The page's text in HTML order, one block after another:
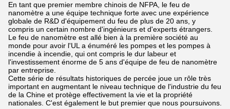
En tant que premier membre chinois de NFPA, le feu de
nanomètre a une équipe technique forte avec une expérience
globale de R&D d'équipement du feu de plus de 20 ans, y
compris un certain nombre d'ingénieurs et d'experts étrangers.
Le feu de nanomètre est allé bien à la première société au
monde pour avoir l'UL a énuméré les pompes et les pompes à
incendie à incendie, qui ont compris le dur labeur et
l'investissement énorme de 5 ans d'équipe de feu de nanomètre
par entreprise.
Cette série de résultats historiques de percée joue un rôle très
important en augmentant le niveau technique de l'industrie du feu
de la Chine et protège effectivement la vie et la propriété
nationales. C'est également le but premier que nous poursuivons.